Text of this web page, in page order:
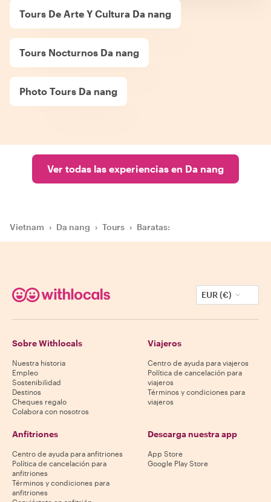
Tours De Arte Y Cultura Da nang
Tours Nocturnos Da nang
Photo Tours Da nang
Ver todas las experiencias en Da nang
Vietnam › Da nang › Tours › Baratas:
EUR (€)
Sobre Withlocals
Nuestra historia
Empleo
Sostenibilidad
Destinos
Cheques regalo
Colabora con nosotros
Viajeros
Centro de ayuda para viajeros
Política de cancelación para
viajeros
Términos y condiciones para
viajeros
Anfitriones
Centro de ayuda para anfitriones
Política de cancelación para
anfitriones
Términos y condiciones para
anfitriones
Descarga nuestra app
App Store
Google Play Store